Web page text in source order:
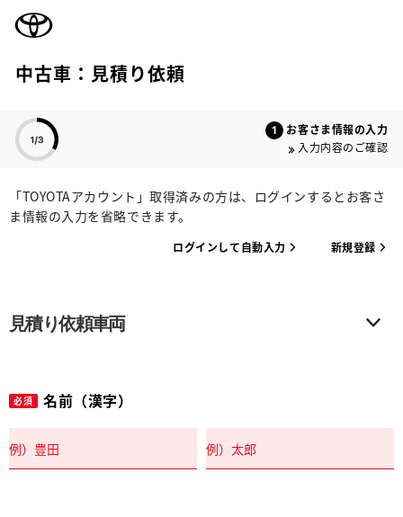
中古車：見積り依頼
お客さま情報の入力
入力内容のご確認
「TOYOTAアカウント」取得済みの方は、ログインするとお客さ
ま情報の入力を省略できます。
ログインして自動入力 新規登録
見積り依頼車両
必須 名前（漢字）